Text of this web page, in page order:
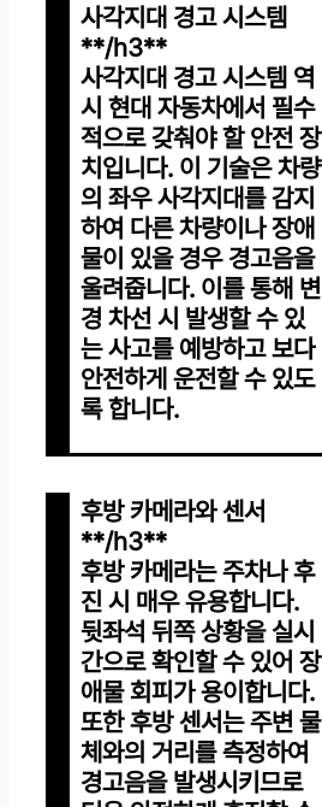
사각지대 경고 시스템
**/h3**
사각지대 경고 시스템 역
시 현대 자동차에서 필수
적으로 갖춰야 할 안전 장
치입니다. 이 기술은 차량
의 좌우 사각지대를 감지
하여 다른 차량이나 장애
물이 있을 경우 경고음을
울려줍니다. 이를 통해 변
경 차선 시 발생할 수 있
는 사고를 예방하고 보다
안전하게 운전할 수 있도
록 합니다.
후방 카메라와 센서
**/h3**
후방 카메라는 주차나 후
진 시 매우 유용합니다.
뒷좌석 뒤쪽 상황을 실시
간으로 확인할 수 있어 장
애물 회피가 용이합니다.
또한 후방 센서는 주변 물
체와의 거리를 측정하여
경고음을 발생시키므로